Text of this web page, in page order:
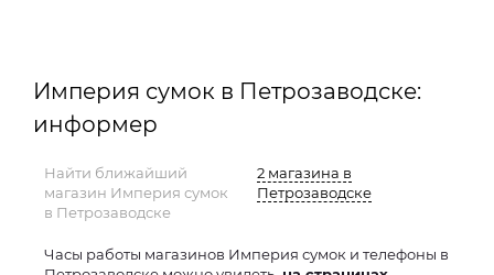
Империя сумок в Петрозаводске:
информер
Найти ближайший
магазин Империя сумок
в Петрозаводске
2 магазина в
Петрозаводске
Часы работы магазинов Империя сумок и телефоны в